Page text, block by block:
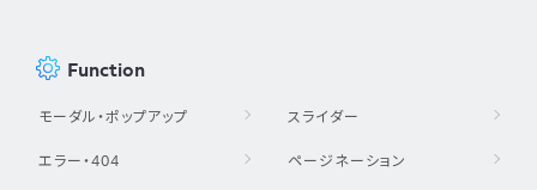
Function
モーダル・ポップアップ
エラー・404
スライダー
ページネーション